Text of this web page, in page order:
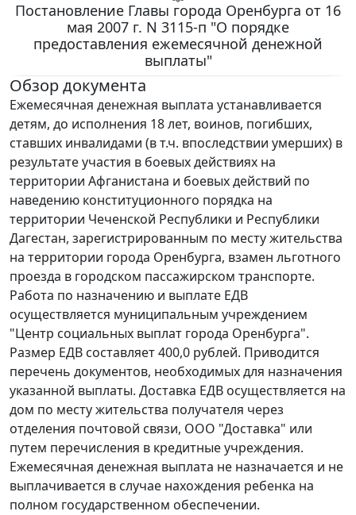
Постановление Главы города Оренбурга от 16
мая 2007 г. N 3115-п "О порядке
предоставления ежемесячной денежной
выплаты"
Обзор документа
Ежемесячная денежная выплата устанавливается
детям, до исполнения 18 лет, воинов, погибших,
ставших инвалидами (в т.ч. впоследствии умерших) в
результате участия в боевых действиях на
территории Афганистана и боевых действий по
наведению конституционного порядка на
территории Чеченской Республики и Республики
Дагестан, зарегистрированным по месту жительства
на территории города Оренбурга, взамен льготного
проезда в городском пассажирском транспорте.
Работа по назначению и выплате ЕДВ
осуществляется муниципальным учреждением
"Центр социальных выплат города Оренбурга".
Размер ЕДВ составляет 400,0 рублей. Приводится
перечень документов, необходимых для назначения
указанной выплаты. Доставка ЕДВ осуществляется на
дом по месту жительства получателя через
отделения почтовой связи, ООО "Доставка" или
путем перечисления в кредитные учреждения.
Ежемесячная денежная выплата не назначается и не
выплачивается в случае нахождения ребенка на
полном государственном обеспечении.